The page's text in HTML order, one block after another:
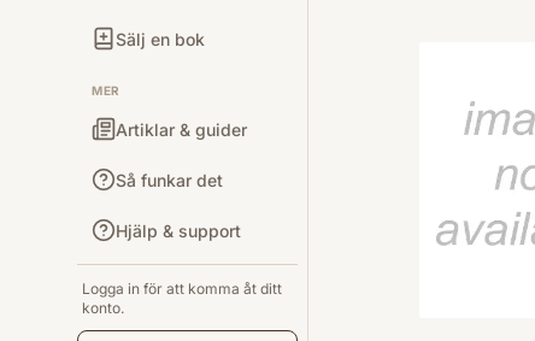
Sälj en bok
MER
Artiklar & guider
Så funkar det
Hjälp & support
Logga in för att komma åt ditt
konto.